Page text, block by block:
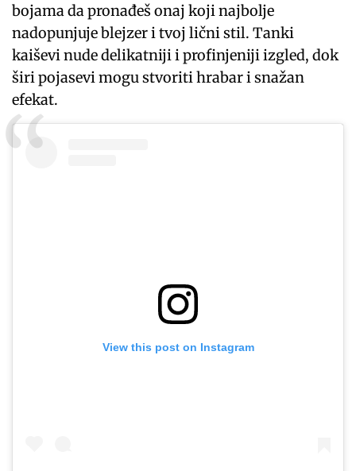
bojama da pronađeš onaj koji najbolje
nadopunjuje blejzer i tvoj lični stil. Tanki
kaiševi nude delikatniji i profinjeniji izgled, dok
širi pojasevi mogu stvoriti hrabar i snažan
efekat.
View this post on Instagram